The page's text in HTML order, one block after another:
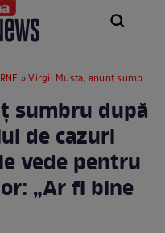
» Virgil Musta, anunț sumbru după creșterea numărului de cazuri COVID-19! Ce soluție vede pentru stoparea infectărilor: „Ar fi bine să blochezi totul”
sumbru după
de cazuri
vede pentru
„Ar fi bine